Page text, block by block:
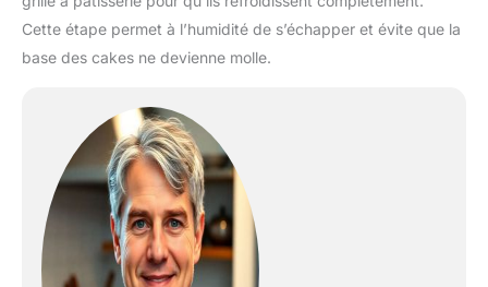
Cette étape permet à l’humidité de s’échapper et évite que la
base des cakes ne devienne molle.